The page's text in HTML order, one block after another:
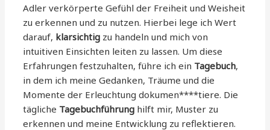
Adler verkörperte Gefühl der Freiheit und Weisheit
zu erkennen und zu nutzen. Hierbei lege ich Wert
darauf, klarsichtig zu handeln und mich von
intuitiven Einsichten leiten zu lassen. Um diese
Erfahrungen festzuhalten, führe ich ein Tagebuch,
in dem ich meine Gedanken, Träume und die
Momente der Erleuchtung dokumen****tiere. Die
tägliche Tagebuchführung hilft mir, Muster zu
erkennen und meine Entwicklung zu reflektieren.